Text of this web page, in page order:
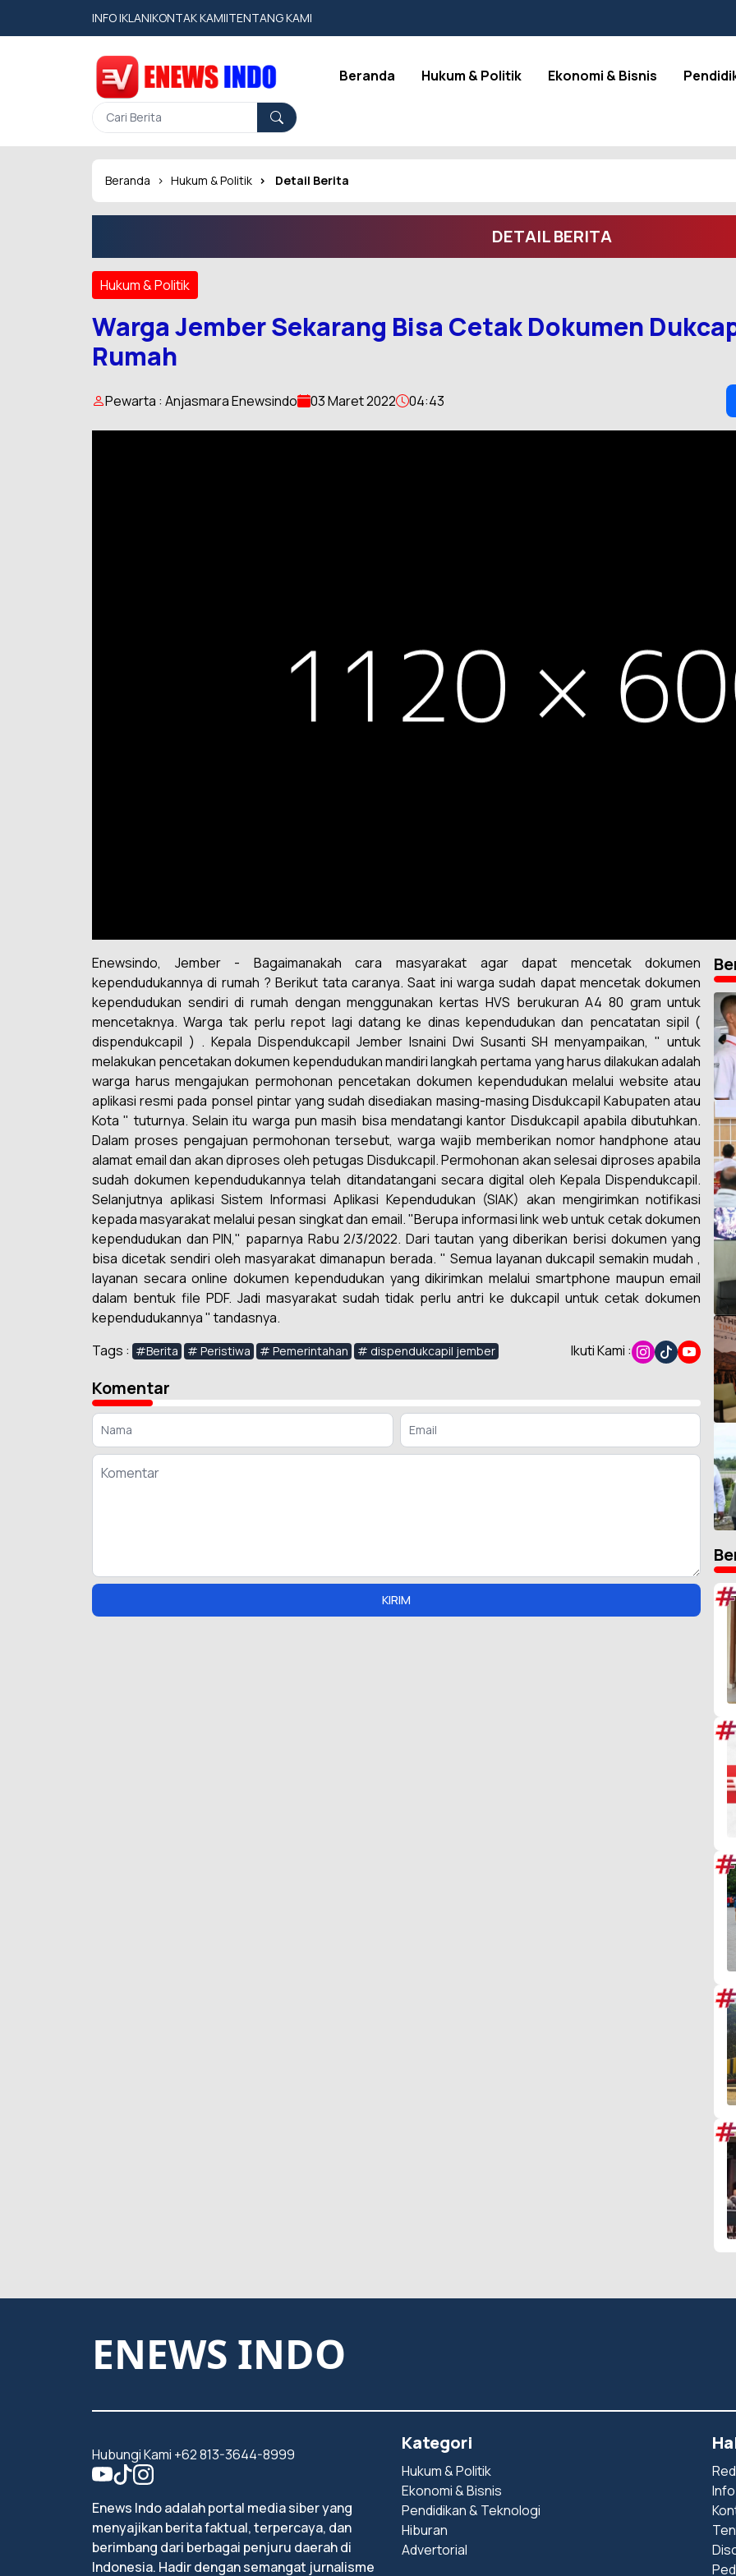
INFO IKLAN|KONTAK KAMI|TENTANG KAMI
Beranda Hukum & Politik Ekonomi & Bisnis
Beranda Hukum & Politik Detail Berita
DETAIL BERITA
Hukum & Politik
Warga Jember Sekarang Bisa Cetak Dokumen
Rumah
Pewarta : Anjasmara Enewsindo 03 Maret 2022 04:43
Enewsindo, Jember - Bagaimanakah cara masyarakat agar dapat mencetak dokumen
kependudukannya di rumah ? Berikut tata caranya. Saat ini warga sudah dapat mencetak dokumen
kependudukan sendiri di rumah dengan menggunakan kertas HVS berukuran A4 80 gram untuk
mencetaknya. Warga tak perlu repot lagi datang ke dinas kependudukan dan pencatatan sipil (
dispendukcapil ) . Kepala Dispendukcapil Jember Isnaini Dwi Susanti SH menyampaikan, " untuk
melakukan pencetakan dokumen kependudukan mandiri langkah pertama yang harus dilakukan adalah
warga harus mengajukan permohonan pencetakan dokumen kependudukan melalui website atau
aplikasi resmi pada ponsel pintar yang sudah disediakan masing-masing Disdukcapil Kabupaten atau
Kota " tuturnya. Selain itu warga pun masih bisa mendatangi kantor Disdukcapil apabila dibutuhkan.
Dalam proses pengajuan permohonan tersebut, warga wajib memberikan nomor handphone atau
alamat email dan akan diproses oleh petugas Disdukcapil. Permohonan akan selesai diproses apabila
sudah dokumen kependudukannya telah ditandatangani secara digital oleh Kepala Dispendukcapil.
Selanjutnya aplikasi Sistem Informasi Aplikasi Kependudukan (SIAK) akan mengirimkan notifikasi
kepada masyarakat melalui pesan singkat dan email. "Berupa informasi link web untuk cetak dokumen
kependudukan dan PIN," paparnya Rabu 2/3/2022. Dari tautan yang diberikan berisi dokumen yang
bisa dicetak sendiri oleh masyarakat dimanapun berada. " Semua layanan dukcapil semakin mudah ,
layanan secara online dokumen kependudukan yang dikirimkan melalui smartphone maupun email
dalam bentuk file PDF. Jadi masyarakat sudah tidak perlu antri ke dukcapil untuk cetak dokumen
kependudukannya " tandasnya.
Tags : #Berita # Peristiwa # Pemerintahan # dispendukcapil jember Ikuti Kami :
Komentar
KIRIM
ENEWS INDO
Hubungi Kami +62 813-3644-8999
Enews Indo adalah portal media siber yang
menyajikan berita faktual, terpercaya, dan
berimbang dari berbagai penjuru daerah di
Indonesia. Hadir dengan semangat jurnalisme
Kategori
Hukum & Politik
Ekonomi & Bisnis
Pendidikan & Teknologi
Hiburan
Advertorial